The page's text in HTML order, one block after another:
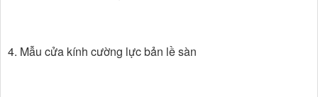
4. Mẫu cửa kính cường lực bản lề sàn